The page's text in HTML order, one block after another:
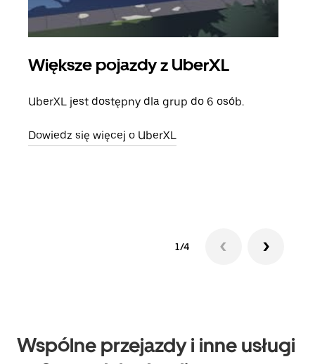
Większe pojazdy z UberXL
UberXL jest dostępny dla grup do 6 osób.
Dowiedz się więcej o UberXL
1/4
Wspólne przejazdy i inne usługi